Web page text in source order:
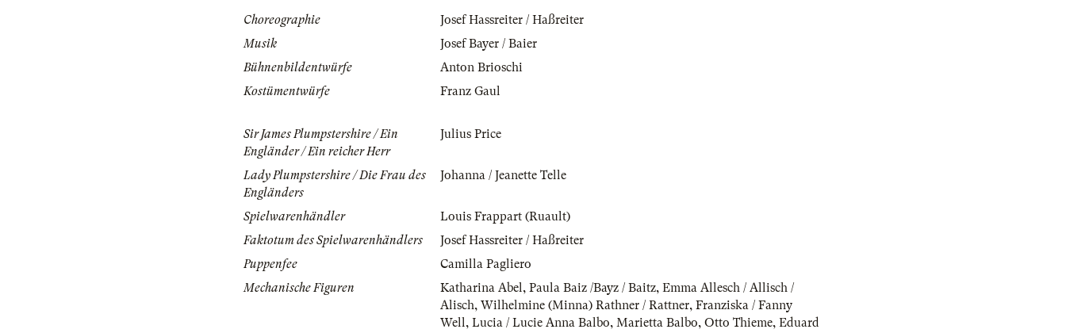
Choreographie
Josef Hassreiter / Haßreiter
Musik
Josef Bayer / Baier
Bühnenbildentwürfe
Anton Brioschi
Kostümentwürfe
Franz Gaul
Sir James Plumpstershire / Ein
Engländer / Ein reicher Herr
Julius Price
Lady Plumpstershire / Die Frau des
Engländers
Johanna / Jeanette Telle
Spielwarenhändler
Louis Frappart (Ruault)
Faktotum des Spielwarenhändlers
Josef Hassreiter / Haßreiter
Puppenfee
Camilla Pagliero
Mechanische Figuren
Katharina Abel, Paula Baiz /Bayz / Baitz, Emma Allesch / Allisch /
Alisch, Wilhelmine (Minna) Rathner / Rattner, Franziska / Fanny
Well, Lucia / Lucie Anna Balbo, Marietta Balbo, Otto Thieme, Eduard